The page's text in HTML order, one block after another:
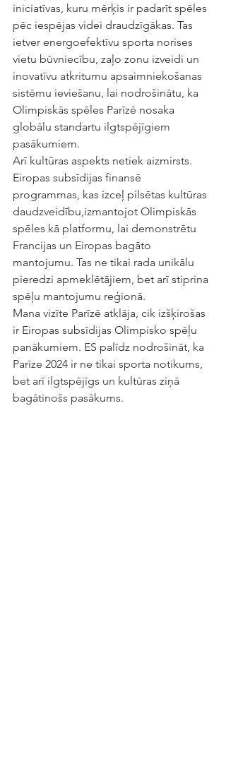
iniciatīvas, kuru mērķis ir padarīt spēles
pēc iespējas videi draudzīgākas. Tas
ietver energoefektīvu sporta norises
vietu būvniecību, zaļo zonu izveidi un
inovatīvu atkritumu apsaimniekošanas
sistēmu ieviešanu, lai nodrošinātu, ka
Olimpiskās spēles Parīzē nosaka
globālu standartu ilgtspējīgiem
pasākumiem.
Arī kultūras aspekts netiek aizmirsts.
Eiropas subsīdijas finansē
programmas, kas izceļ pilsētas kultūras
daudzveidību,izmantojot Olimpiskās
spēles kā platformu, lai demonstrētu
Francijas un Eiropas bagāto
mantojumu. Tas ne tikai rada unikālu
pieredzi apmeklētājiem, bet arī stiprina
spēļu mantojumu reģionā.
Mana vizīte Parīzē atklāja, cik izšķirošas
ir Eiropas subsīdijas Olimpisko spēļu
panākumiem. ES palīdz nodrošināt, ka
Parīze 2024 ir ne tikai sporta notikums,
bet arī ilgtspējīgs un kultūras ziņā
bagātinošs pasākums.